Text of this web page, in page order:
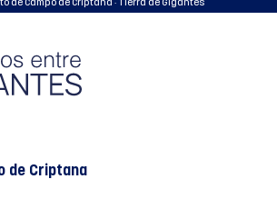
de Campo de Criptana · Tierra de Gigantes
de Criptana